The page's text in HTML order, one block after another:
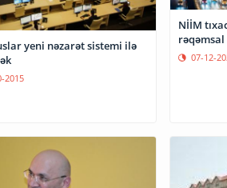
yeni nəzarət sistemi ilə
2015
NİİM tıxaclardan
07-12-